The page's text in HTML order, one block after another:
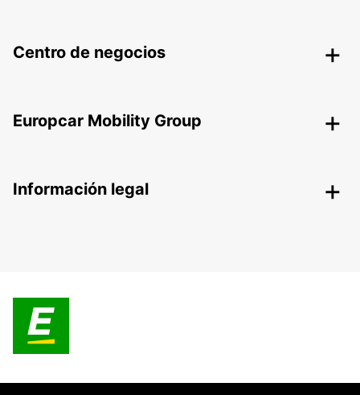
Centro de negocios
Europcar Mobility Group
Información legal